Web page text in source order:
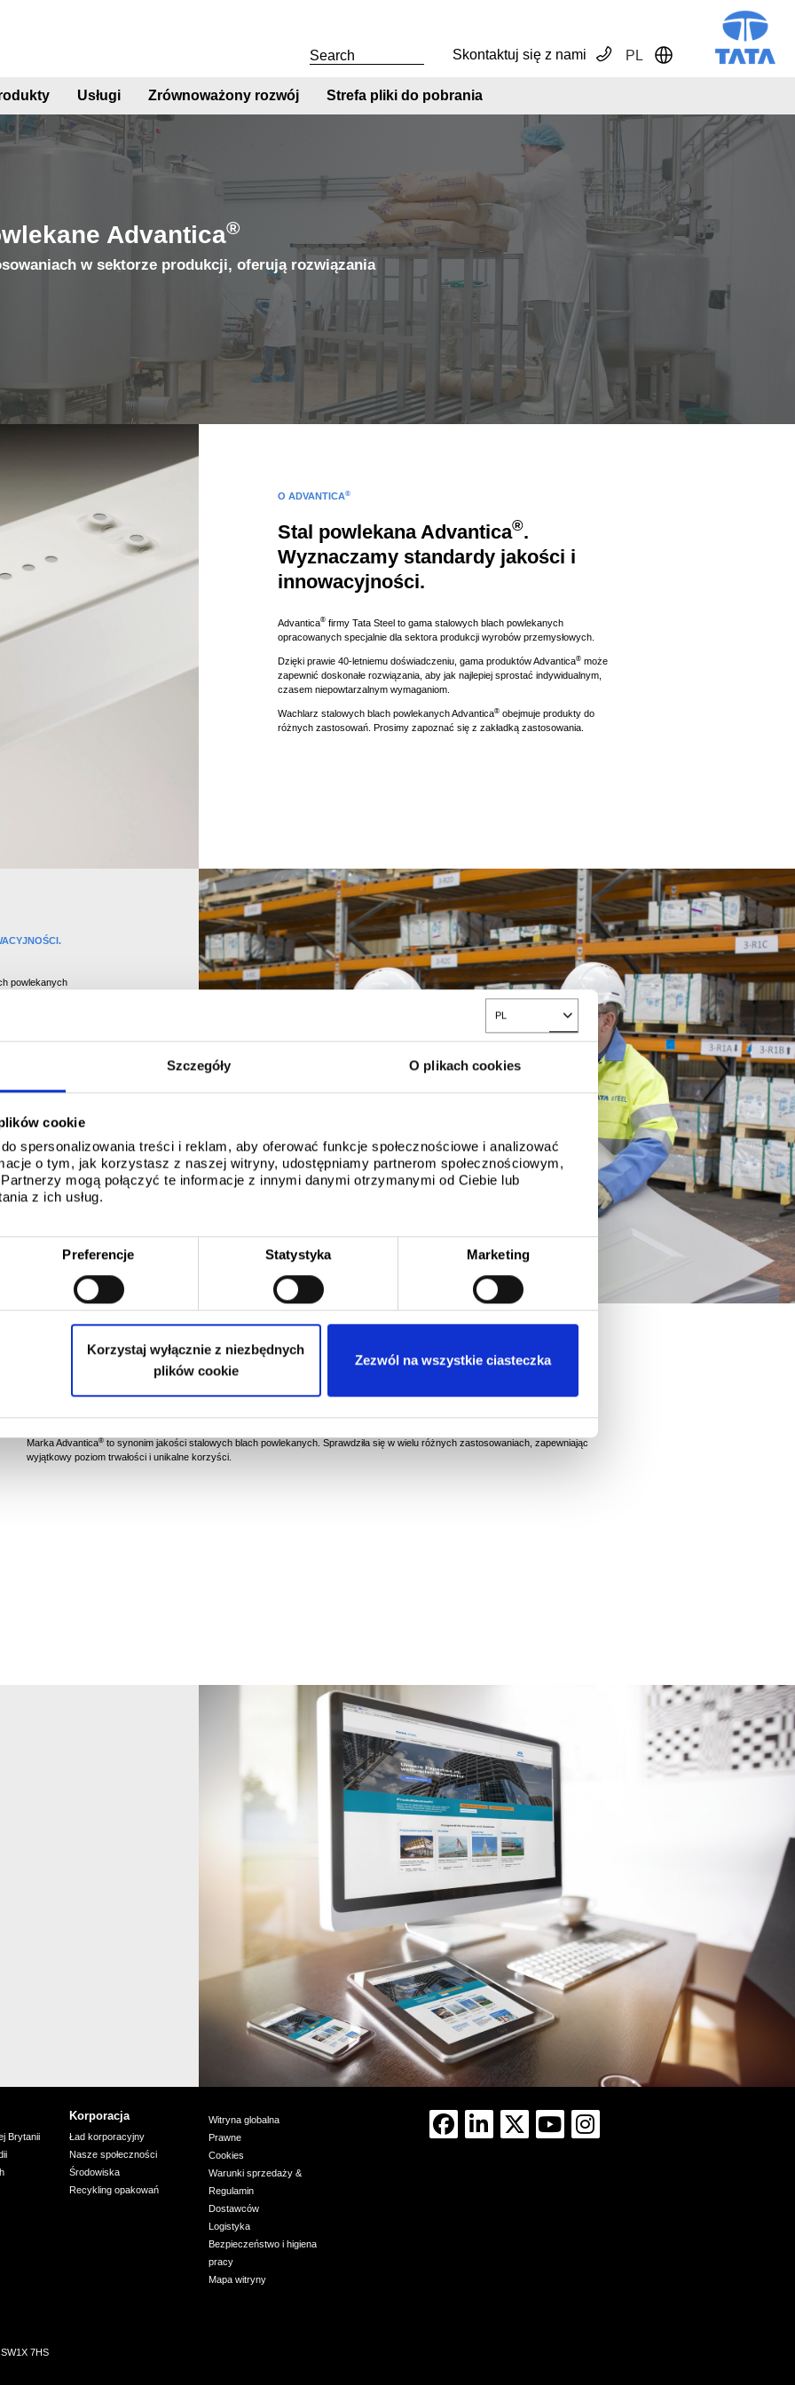
PL
Toggle Dropdown
Szczegóły O plikach cookies
cookie
spersonalizowania treści i reklam, aby oferować funkcje społecznościowe i analizować
o tym, jak korzystasz z naszej witryny, udostępniamy partnerom społecznościowym,
mogą połączyć te informacje z innymi danymi otrzymanymi od Ciebie lub
z ich usług.
Preferencje Statystyka Marketing
Korzystaj wyłącznie z niezbędnych
plików cookie
Zezwól na wszystkie ciasteczka
PL Toggle Dropdown
Skontaktuj się z nami
Usługi Zrównoważony rozwój Strefa pliki do pobrania
Advantica®
w sektorze produkcji, oferują rozwiązania
O ADVANTICA®
Stal powlekana Advantica®.
Wyznaczamy standardy jakości i
innowacyjności.
Advantica®firmy Tata Steel to gama stalowych blach powlekanych
opracowanych specjalnie dla sektora produkcji wyrobów przemysłowych.
Dzięki prawie 40-letniemu doświadczeniu, gama produktów Advantica®może
zapewnić doskonałe rozwiązania, aby jak najlepiej sprostać indywidualnym,
czasem niepowtarzalnym wymaganiom.
Wachlarz stalowych blach powlekanych Advantica®obejmuje produkty do
różnych zastosowań. Prosimy zapoznać się z zakładką zastosowania.
powlekanych
przemysłowych.
teletronikę,
pomieszczenia
HEVAC i oświetlenie.
w zależności od
się na naszym
w rzeczywistych
i certyfikowane zgodnie z
ogniowym.
ZASTOSOWANIA ADVANTICA
pomieszczeniach czystych, chłodniach i środowiskach medycznych.
Marka Advantica® to synonim jakości stalowych blach powlekanych. Sprawdziła się w wielu różnych zastosowaniach, zapewniając
wyjątkowy poziom trwałości i unikalne korzyści.
Brytanii
Korporacja
Ład korporacyjny
Nasze społeczności
Środowiska
Recykling opakowań
Witryna globalna
Prawne
Cookies
Warunki sprzedaży &
Regulamin
Dostawców
Logistyka
Bezpieczeństwo i higiena
pracy
Mapa witryny
7HS